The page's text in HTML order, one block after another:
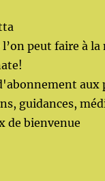
peut faire à la
aux
guidances,
de bienvenue